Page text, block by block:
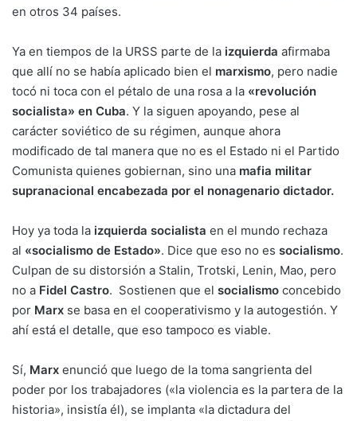
en otros 34 países.
Ya en tiempos de la URSS parte de la izquierda afirmaba
que allí no se había aplicado bien el marxismo, pero nadie
tocó ni toca con el pétalo de una rosa a la «revolución
socialista» en Cuba. Y la siguen apoyando, pese al
carácter soviético de su régimen, aunque ahora
modificado de tal manera que no es el Estado ni el Partido
Comunista quienes gobiernan, sino una mafia militar
supranacional encabezada por el nonagenario dictador.
Hoy ya toda la izquierda socialista en el mundo rechaza
al «socialismo de Estado». Dice que eso no es socialismo.
Culpan de su distorsión a Stalin, Trotski, Lenin, Mao, pero
no a Fidel Castro. Sostienen que el socialismo concebido
por Marx se basa en el cooperativismo y la autogestión. Y
ahí está el detalle, que eso tampoco es viable.
Sí, Marx enunció que luego de la toma sangrienta del
poder por los trabajadores («la violencia es la partera de la
historia», insistía él), se implanta «la dictadura del